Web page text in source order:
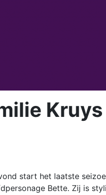
Kruys
start het laatste
Bette. Zij is